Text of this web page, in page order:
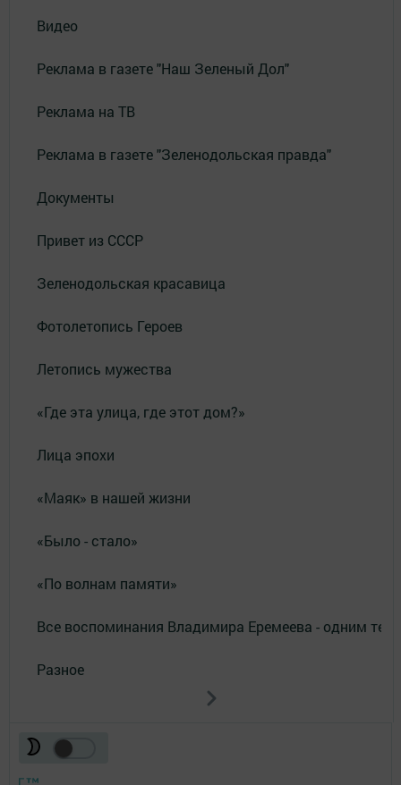
Видео
Реклама в газете "Наш Зеленый Дол"
Реклама на ТВ
Реклама в газете "Зеленодольская правда"
Документы
Привет из СССР
Зеленодольская красавица
Фотолетопись Героев
Летопись мужества
«Где эта улица, где этот дом?»
Лица эпохи
«Маяк» в нашей жизни
«Было - стало»
«По волнам памяти»
Все воспоминания Владимира Еремеева - одним
Разное